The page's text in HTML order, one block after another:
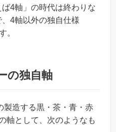
4軸」の時代は終わりな
4軸以外の独自仕様
。
の独自軸
製造する黒・茶・青・赤
軸として、次のようなも